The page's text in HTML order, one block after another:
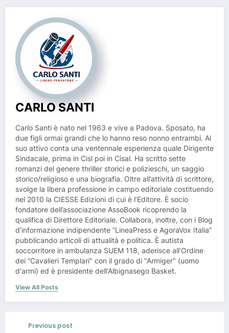
CARLO SANTI
Carlo Santi è nato nel 1963 e vive a Padova. Sposato, ha
due figli ormai grandi che lo hanno reso nonno entrambi. Al
suo attivo conta una ventennale esperienza quale Dirigente
Sindacale, prima in Cisl poi in Cisal. Ha scritto sette
romanzi del genere thriller storici e polizieschi, un saggio
storico/religioso e una biografia. Oltre all’attività di scrittore,
svolge la libera professione in campo editoriale costituendo
nel 2010 la CIESSE Edizioni di cui è l’Editore. È socio
fondatore dell’associazione AssoBook ricoprendo la
qualifica di Direttore Editoriale. Collabora, inoltre, con i Blog
d’informazione indipendente “LineaPress e AgoraVox Italia”
pubblicando articoli di attualità e politica. È autista
soccorritore in ambulanza SUEM 118, aderisce all’Ordine
dei “Cavalieri Templari" con il grado di "Armiger" (uomo
d'armi) ed è presidente dell'Albignasego Basket.
View All Posts
Previous post